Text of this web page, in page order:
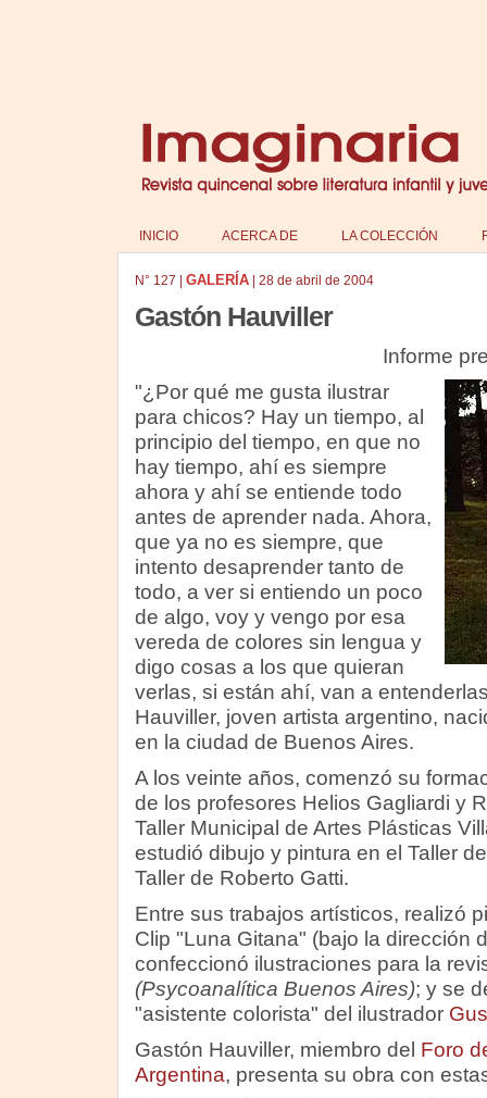
INICIO ACERCA DE LA COLECCIÓN
N° 127 GALERÍA 28 de abril de 2004
Gastón Hauviller
Informe
"¿Por qué me gusta ilustrar
para chicos? Hay un tiempo, al
principio del tiempo, en que no
hay tiempo, ahí es siempre
ahora y ahí se entiende todo
antes de aprender nada. Ahora,
que ya no es siempre, que
intento desaprender tanto de
todo, a ver si entiendo un poco
de algo, voy y vengo por esa
vereda de colores sin lengua y
digo cosas a los que quieran
verlas, si están ahí, van a
Hauviller, joven artista argentino,
en la ciudad de Buenos Aires.
A los veinte años, comenzó su
de los profesores Helios Gagliardi y
Taller Municipal de Artes Plásticas
estudió dibujo y pintura en el Taller
Taller de Roberto Gatti.
Entre sus trabajos artísticos, realizó
Clip "Luna Gitana" (bajo la dirección
confeccionó ilustraciones para la
(Psycoanalítica Buenos Aires); y se
"asistente colorista" del ilustrador
Gastón Hauviller, miembro del Foro
Argentina, presenta su obra con